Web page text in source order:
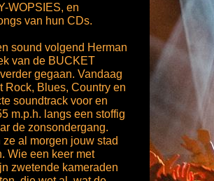
WOPSIES, en
van hun CDs.
sound volgend Herman
van de BUCKET
gegaan. Vandaag
Rock, Blues, Country en
soundtrack voor en
m.p.h. langs een stoffig
de zonsondergang.
al morgen jouw stad
Wie een keer met
zwetende kameraden